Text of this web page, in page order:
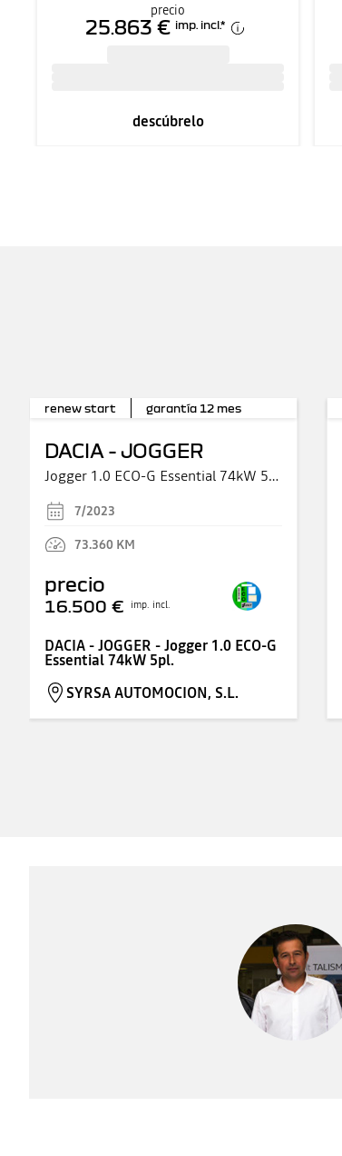
precio
25.863 € imp. incl.*
descúbrelo
renew start garantía 12 mes
DACIA - JOGGER
Jogger 1.0 ECO-G Essential 74kW 5pl.
7/2023
73.360 KM
precio
16.500 € imp. incl.
DACIA - JOGGER - Jogger 1.0 ECO-G
Essential 74kW 5pl.
SYRSA AUTOMOCION, S.L.